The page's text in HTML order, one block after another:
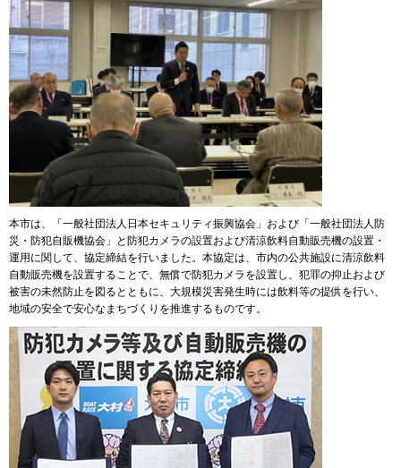
本市は、「一般社団法人日本セキュリティ振興協会」および「一般社団法人防
災・防犯自販機協会」と防犯カメラの設置および清涼飲料自動販売機の設置・
運用に関して、協定締結を行いました。本協定は、市内の公共施設に清涼飲料
自動販売機を設置することで、無償で防犯カメラを設置し、犯罪の抑止および
被害の未然防止を図るとともに、大規模災害発生時には飲料等の提供を行い、
地域の安全で安心なまちづくりを推進するものです。